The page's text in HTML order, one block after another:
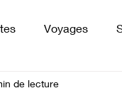
Voyages
de lecture